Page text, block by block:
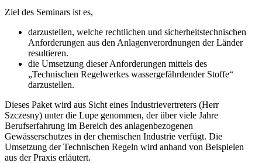
Ziel des Seminars ist es,
darzustellen, welche rechtlichen und sicherheitstechnischen
Anforderungen aus den Anlagenverordnungen der Länder
resultieren.
die Umsetzung dieser Anforderungen mittels des
„Technischen Regelwerkes wassergefährdender Stoffe“
darzustellen.
Dieses Paket wird aus Sicht eines Industrievertreters (Herr
Szczesny) unter die Lupe genommen, der über viele Jahre
Berufserfahrung im Bereich des anlagenbezogenen
Gewässerschutzes in der chemischen Industrie verfügt. Die
Umsetzung der Technischen Regeln wird anhand von Beispielen
aus der Praxis erläutert.